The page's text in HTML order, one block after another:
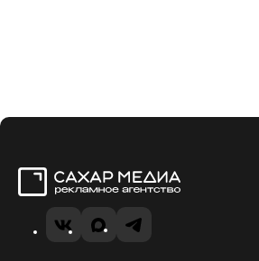
VK MAXTelegram